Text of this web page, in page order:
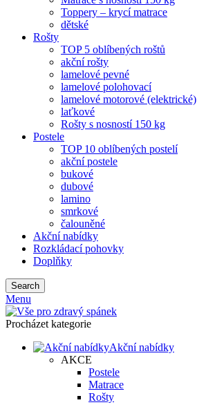
Toppery – krycí matrace
dětské
Rošty
TOP 5 oblíbených roštů
akční rošty
lamelové pevné
lamelové polohovací
lamelové motorové (elektrické)
laťkové
Rošty s nosností 150 kg
Postele
TOP 10 oblíbených postelí
akční postele
bukové
dubové
lamino
smrkové
čalouněné
Akční nabídky
Rozkládací pohovky
Doplňky
Search
Menu
Procházet kategorie
Akční nabídky
AKCE
Postele
Matrace
Rošty